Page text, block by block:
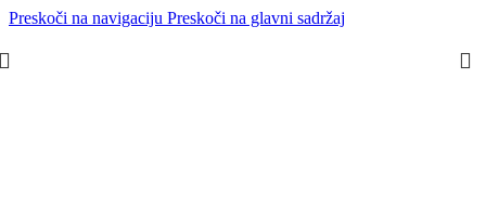
Preskoči na navigaciju Preskoči na glavni sadržaj